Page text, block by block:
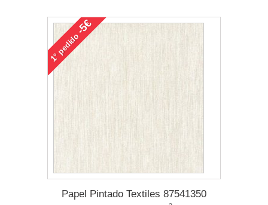
1°
pedido
-5€
Papel Pintado Textiles 87541350